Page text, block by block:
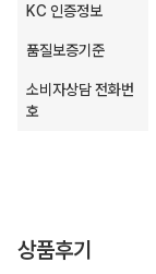
KC 인증정보
품질보증기준
소비자상담 전화번
호
상품후기